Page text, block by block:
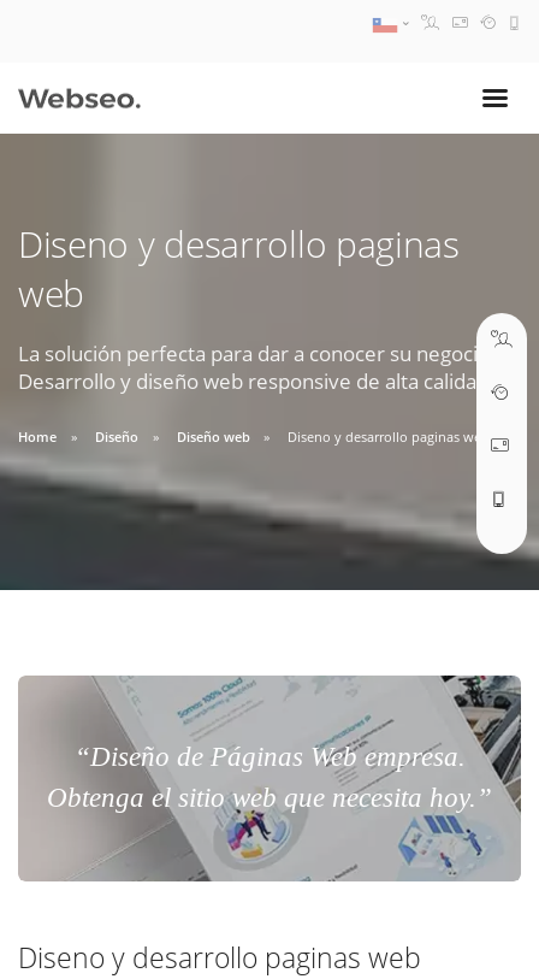
Diseno y desarrollo paginas
web
La solución perfecta para dar a conocer su negocio.
Desarrollo y diseño web responsive de alta calidad.
Home Diseño Diseño web Diseno y desarrollo paginas web
“Diseño de Páginas Web empresa.
Obtenga el sitio web que necesita hoy.”
Diseno y desarrollo paginas web
09:30 AM A 18:30 PM